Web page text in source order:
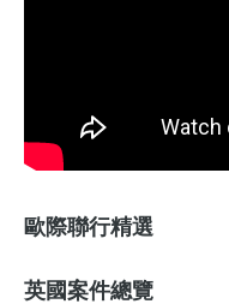
歐際聯行精選
英國案件總覽